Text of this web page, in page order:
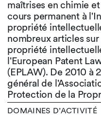
maîtrises en chimie
cours permanent à
propriété
nombreux articles
propriété
l'European Patent
(EPLAW). De 2010 à
général de
Protection de la
DOMAINES D’ACTIVITÉ